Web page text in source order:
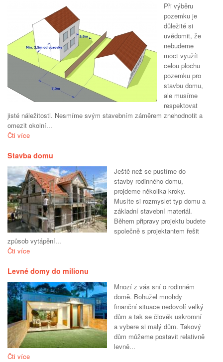
Při výběru
pozemku je
důležité si
uvědomit, že
nebudeme
moct využít
celou plochu
pozemku pro
stavbu domu,
ale musíme
respektovat
jisté náležitosti. Nesmíme svým stavebním záměrem znehodnotit a
omezit okolní...
Čti více
Stavba domu
Ještě než se pustíme do
stavby rodinného domu,
projdeme několika kroky.
Musíte si rozmyslet typ domu a
základní stavební materiál.
Během připravy projektu budete
společně s projektantem řešit
způsob vytápění...
Čti více
Levné domy do milionu
Mnozí z vás sní o rodinném
domě. Bohužel mnohdy
finanční situace nedovolí velký
dům a tak se člověk uskromní
a vybere si malý dům. Takový
dům můžeme postavit relativně
levně...
Čti více